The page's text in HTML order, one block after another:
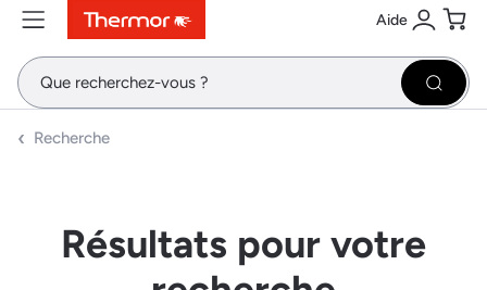
ContenuMenuRecherche Aide
Se
Recherche
Résultats pour votre